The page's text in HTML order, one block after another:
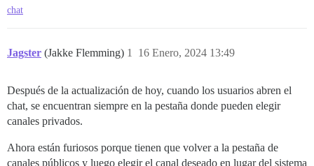
chat
Jagster (Jakke Flemming) 16 Enero, 2024 13:49
1
Después de la actualización de hoy, cuando los usuarios abren el
chat, se encuentran siempre en la pestaña donde pueden elegir
canales privados.
Ahora están furiosos porque tienen que volver a la pestaña de
canales públicos y luego elegir el canal deseado en lugar del sistema